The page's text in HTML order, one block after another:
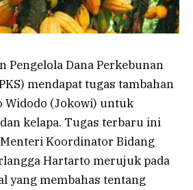
Pengelola Dana Perkebunan
mendapat tugas tambahan
Widodo (Jokowi) untuk
kelapa. Tugas terbaru ini
Koordinator Bidang
Hartarto merujuk pada
yang membahas tentang